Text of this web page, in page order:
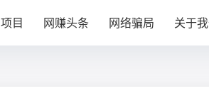
目 网赚头条 网络骗局 关于